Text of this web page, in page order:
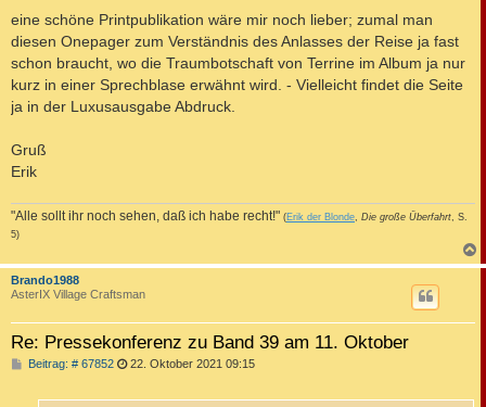
eine schöne Printpublikation wäre mir noch lieber; zumal man
diesen Onepager zum Verständnis des Anlasses der Reise ja fast
schon braucht, wo die Traumbotschaft von Terrine im Album ja nur
kurz in einer Sprechblase erwähnt wird. - Vielleicht findet die Seite
ja in der Luxusausgabe Abdruck.
Gruß
Erik
"Alle sollt ihr noch sehen, daß ich habe recht!" (Erik der Blonde Die große Überfahrt , S.
5)
a
Brando1988
AsterIX Village Craftsman
Re: Pressekonferenz zu Band 39 am 11. Oktober
Beitrag: # 67852B 22. Oktober 2021 09:15